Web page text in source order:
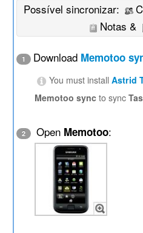
Possível sincronizar:
Notas &
1 Download Memotoo
You must installAstrid
Memotoo sync to sync
2 Open Memotoo: